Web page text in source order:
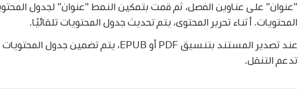
"عنوان" على عناوين الفصل، ثم قمت بتمكين النمط "عنوان" لجدول
المحتويات. أثناء تحرير المحتوى، يتم تحديث جدول المحتويات تلقائيًا.
تدعم التنقل.